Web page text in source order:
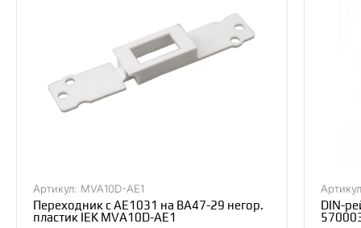
Артикул: MVA10D-AE1
Переходник с АЕ1031 на ВА47-29 негор.
пластик IEK MVA10D-AE1
DIN-